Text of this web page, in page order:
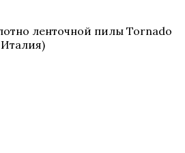
ленточной пилы Tornado